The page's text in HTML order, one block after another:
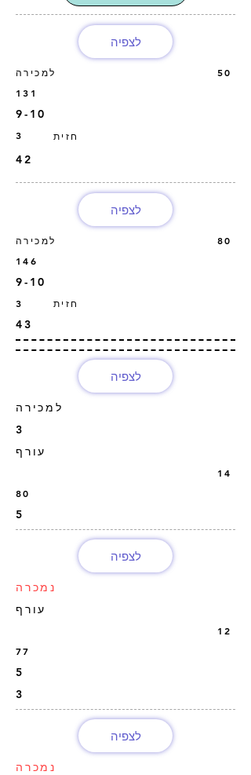
לצפיה
למכירה
50
131
9-10
3 חזית
42
לצפיה
למכירה
80
146
9-10
3 חזית
43
לצפיה
למכירה
3
עורף
14
80
5
לצפיה
נמכרה
עורף
12
77
5
3
לצפיה
נמכרה